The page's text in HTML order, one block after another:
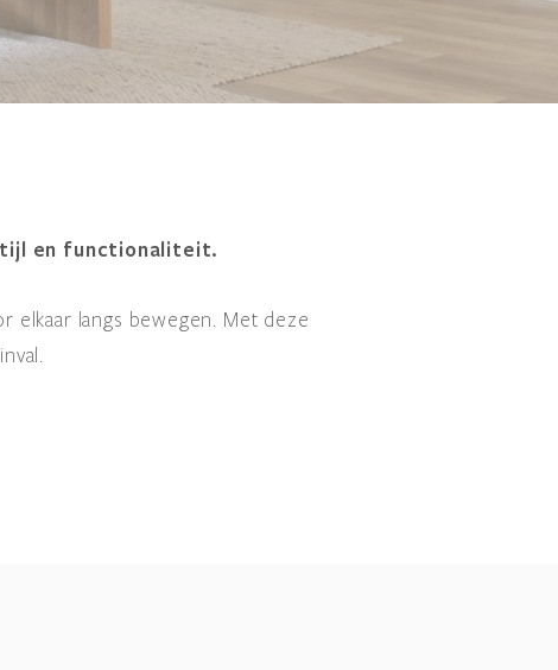
en functionaliteit.
elkaar langs bewegen. Met deze